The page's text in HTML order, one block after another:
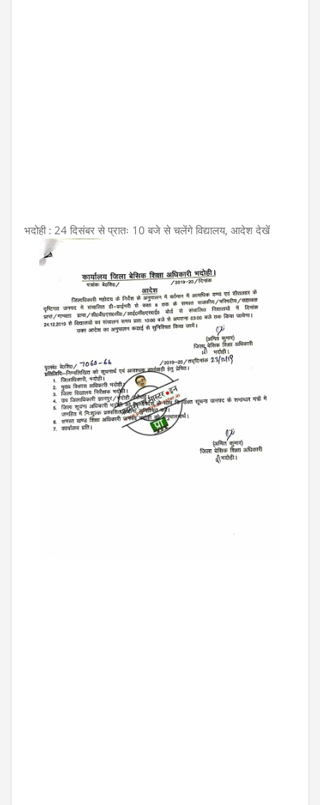
भदोही : 24 दिसंबर से प्रातः 10 बजे से चलेंगे विद्यालय, आदेश देखें